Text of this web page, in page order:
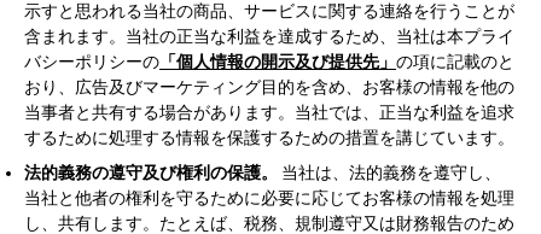
示すと思われる当社の商品、サービスに関する連絡を行うことが
含まれます。当社の正当な利益を達成するため、当社は本プライ
バシーポリシーの 「個人情報の開示及び提供先」 の項に記載のと
おり、広告及びマーケティング目的を含め、お客様の情報を他の
当事者と共有する場合があります。当社では、正当な利益を追求
するために処理する情報を保護するための措置を講じています。
法的義務の遵守及び権利の保護。
当社は、法的義務を遵守し、
当社と他者の権利を守るために必要に応じてお客様の情報を処理
し、共有します。たとえば、税務、規制遵守又は財務報告のため